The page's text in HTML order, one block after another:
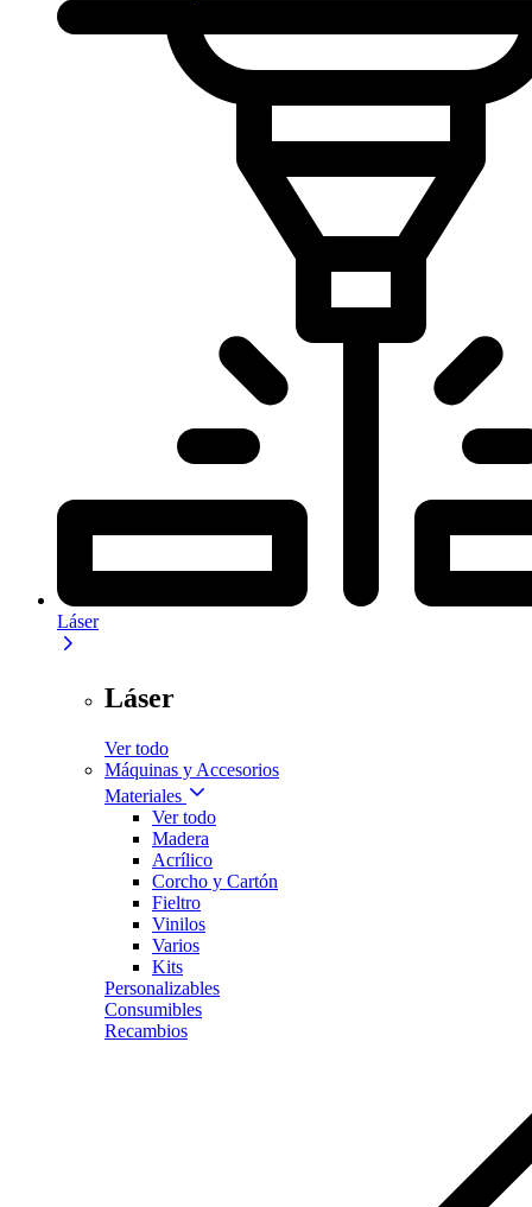
Láser
Láser
Ver todo
Máquinas y Accesorios
Materiales
Ver todo
Madera
Acrílico
Corcho y Cartón
Fieltro
Vinilos
Varios
Kits
Personalizables
Consumibles
Recambios